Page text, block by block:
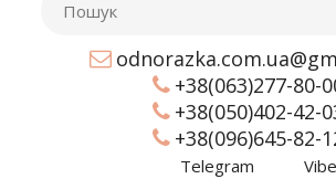
+38(063)277-80-
+38(050)402-42-
+38(096)645-82-
Telegram